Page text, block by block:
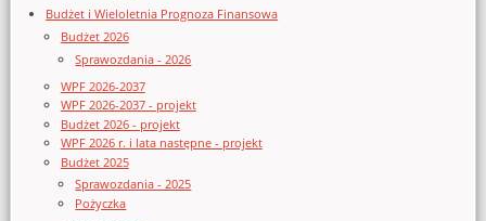
Budżet i Wieloletnia Prognoza Finansowa
Budżet 2026
Sprawozdania - 2026
WPF 2026-2037
WPF 2026-2037 - projekt
Budżet 2026 - projekt
WPF 2026 r. i lata następne - projekt
Budżet 2025
Sprawozdania - 2025
Pożyczka